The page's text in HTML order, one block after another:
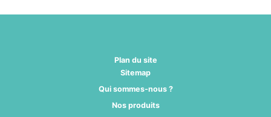
Plan du site
Sitemap
Qui sommes-nous ?
Nos produits